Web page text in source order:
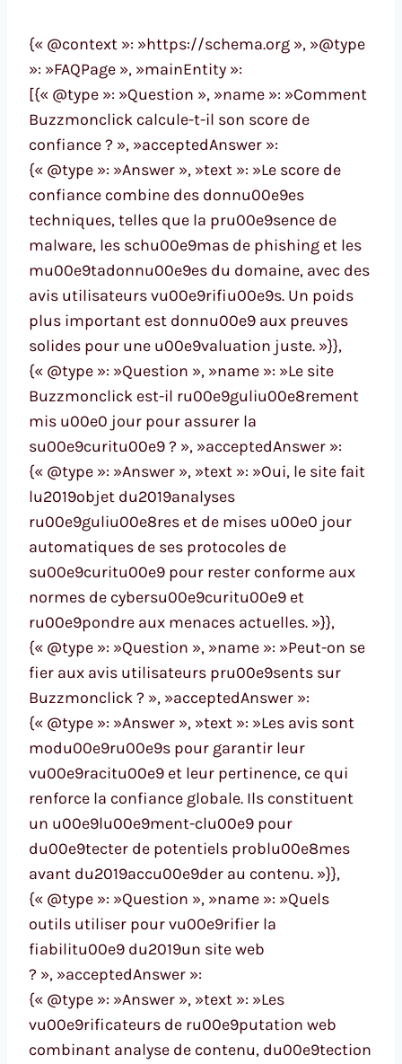
{« @context »: »https://schema.org », »@type
»: »FAQPage », »mainEntity »:
[{« @type »: »Question », »name »: »Comment
Buzzmonclick calcule-t-il son score de
confiance ? », »acceptedAnswer »:
{« @type »: »Answer », »text »: »Le score de
confiance combine des donnu00e9es
techniques, telles que la pru00e9sence de
malware, les schu00e9mas de phishing et les
mu00e9tadonnu00e9es du domaine, avec des
avis utilisateurs vu00e9rifiu00e9s. Un poids
plus important est donnu00e9 aux preuves
solides pour une u00e9valuation juste. »}},
{« @type »: »Question », »name »: »Le site
Buzzmonclick est-il ru00e9guliu00e8rement
mis u00e0 jour pour assurer la
su00e9curitu00e9 ? », »acceptedAnswer »:
{« @type »: »Answer », »text »: »Oui, le site fait
lu2019objet du2019analyses
ru00e9guliu00e8res et de mises u00e0 jour
automatiques de ses protocoles de
su00e9curitu00e9 pour rester conforme aux
normes de cybersu00e9curitu00e9 et
ru00e9pondre aux menaces actuelles. »}},
{« @type »: »Question », »name »: »Peut-on se
fier aux avis utilisateurs pru00e9sents sur
Buzzmonclick ? », »acceptedAnswer »:
{« @type »: »Answer », »text »: »Les avis sont
modu00e9ru00e9s pour garantir leur
vu00e9racitu00e9 et leur pertinence, ce qui
renforce la confiance globale. Ils constituent
un u00e9lu00e9ment-clu00e9 pour
du00e9tecter de potentiels problu00e8mes
avant du2019accu00e9der au contenu. »}},
{« @type »: »Question », »name »: »Quels
outils utiliser pour vu00e9rifier la
fiabilitu00e9 du2019un site web
? », »acceptedAnswer »:
{« @type »: »Answer », »text »: »Les
vu00e9rificateurs de ru00e9putation web
combinant analyse de contenu, du00e9tection